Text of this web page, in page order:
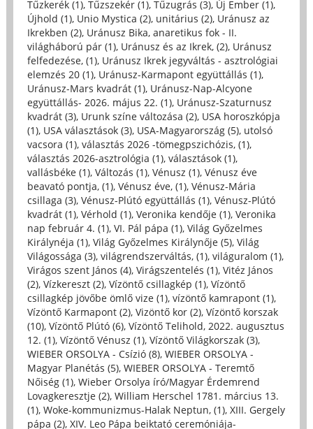
Tűzkerék (1), Tűzszekér (1), Tűzugrás (3), Új Ember (1),
Újhold (1), Unio Mystica (2), unitárius (2), Uránusz az
Ikrekben (2), Uránusz Bika, anaretikus fok - II.
világháború pár (1), Uránusz és az Ikrek, (2), Uránusz
felfedezése, (1), Uránusz Ikrek jegyváltás - asztrológiai
elemzés 20 (1), Uránusz-Karmapont együttállás (1),
Uránusz-Mars kvadrát (1), Uránusz-Nap-Alcyone
együttállás- 2026. május 22. (1), Uránusz-Szaturnusz
kvadrát (3), Urunk színe változása (2), USA horoszkópja
(1), USA választások (3), USA-Magyarország (5), utolsó
vacsora (1), választás 2026 -tömegpszichózis, (1),
választás 2026-asztrológia (1), választások (1),
vallásbéke (1), Változás (1), Vénusz (1), Vénusz éve
beavató pontja, (1), Vénusz éve, (1), Vénusz-Mária
csillaga (3), Vénusz-Plútó együttállás (1), Vénusz-Plútó
kvadrát (1), Vérhold (1), Veronika kendője (1), Veronika
nap február 4. (1), VI. Pál pápa (1), Világ Győzelmes
Királynéja (1), Világ Győzelmes Királynője (5), Világ
Világossága (3), világrendszerváltás, (1), világuralom (1),
Virágos szent János (4), Virágszentelés (1), Vitéz János
(2), Vízkereszt (2), Vízöntő csillagkép (1), Vízöntő
csillagkép jövőbe ömlő vize (1), vízöntő kamrapont (1),
Vízöntő Karmapont (2), Vizöntő kor (2), Vízöntő korszak
(10), Vízöntő Plútó (6), Vízöntő Telihold, 2022. augusztus
12. (1), Vízöntő Vénusz (1), Vízöntő Világkorszak (3),
WIEBER ORSOLYA - Csízió (8), WIEBER ORSOLYA -
Magyar Planétás (5), WIEBER ORSOLYA - Teremtő
Nőiség (1), Wieber Orsolya író/Magyar Érdemrend
Lovagkeresztje (2), William Herschel 1781. március 13.
(1), Woke-kommunizmus-Halak Neptun, (1), XIII. Gergely
pápa (2), XIV. Leo Pápa beiktató ceremóniája-